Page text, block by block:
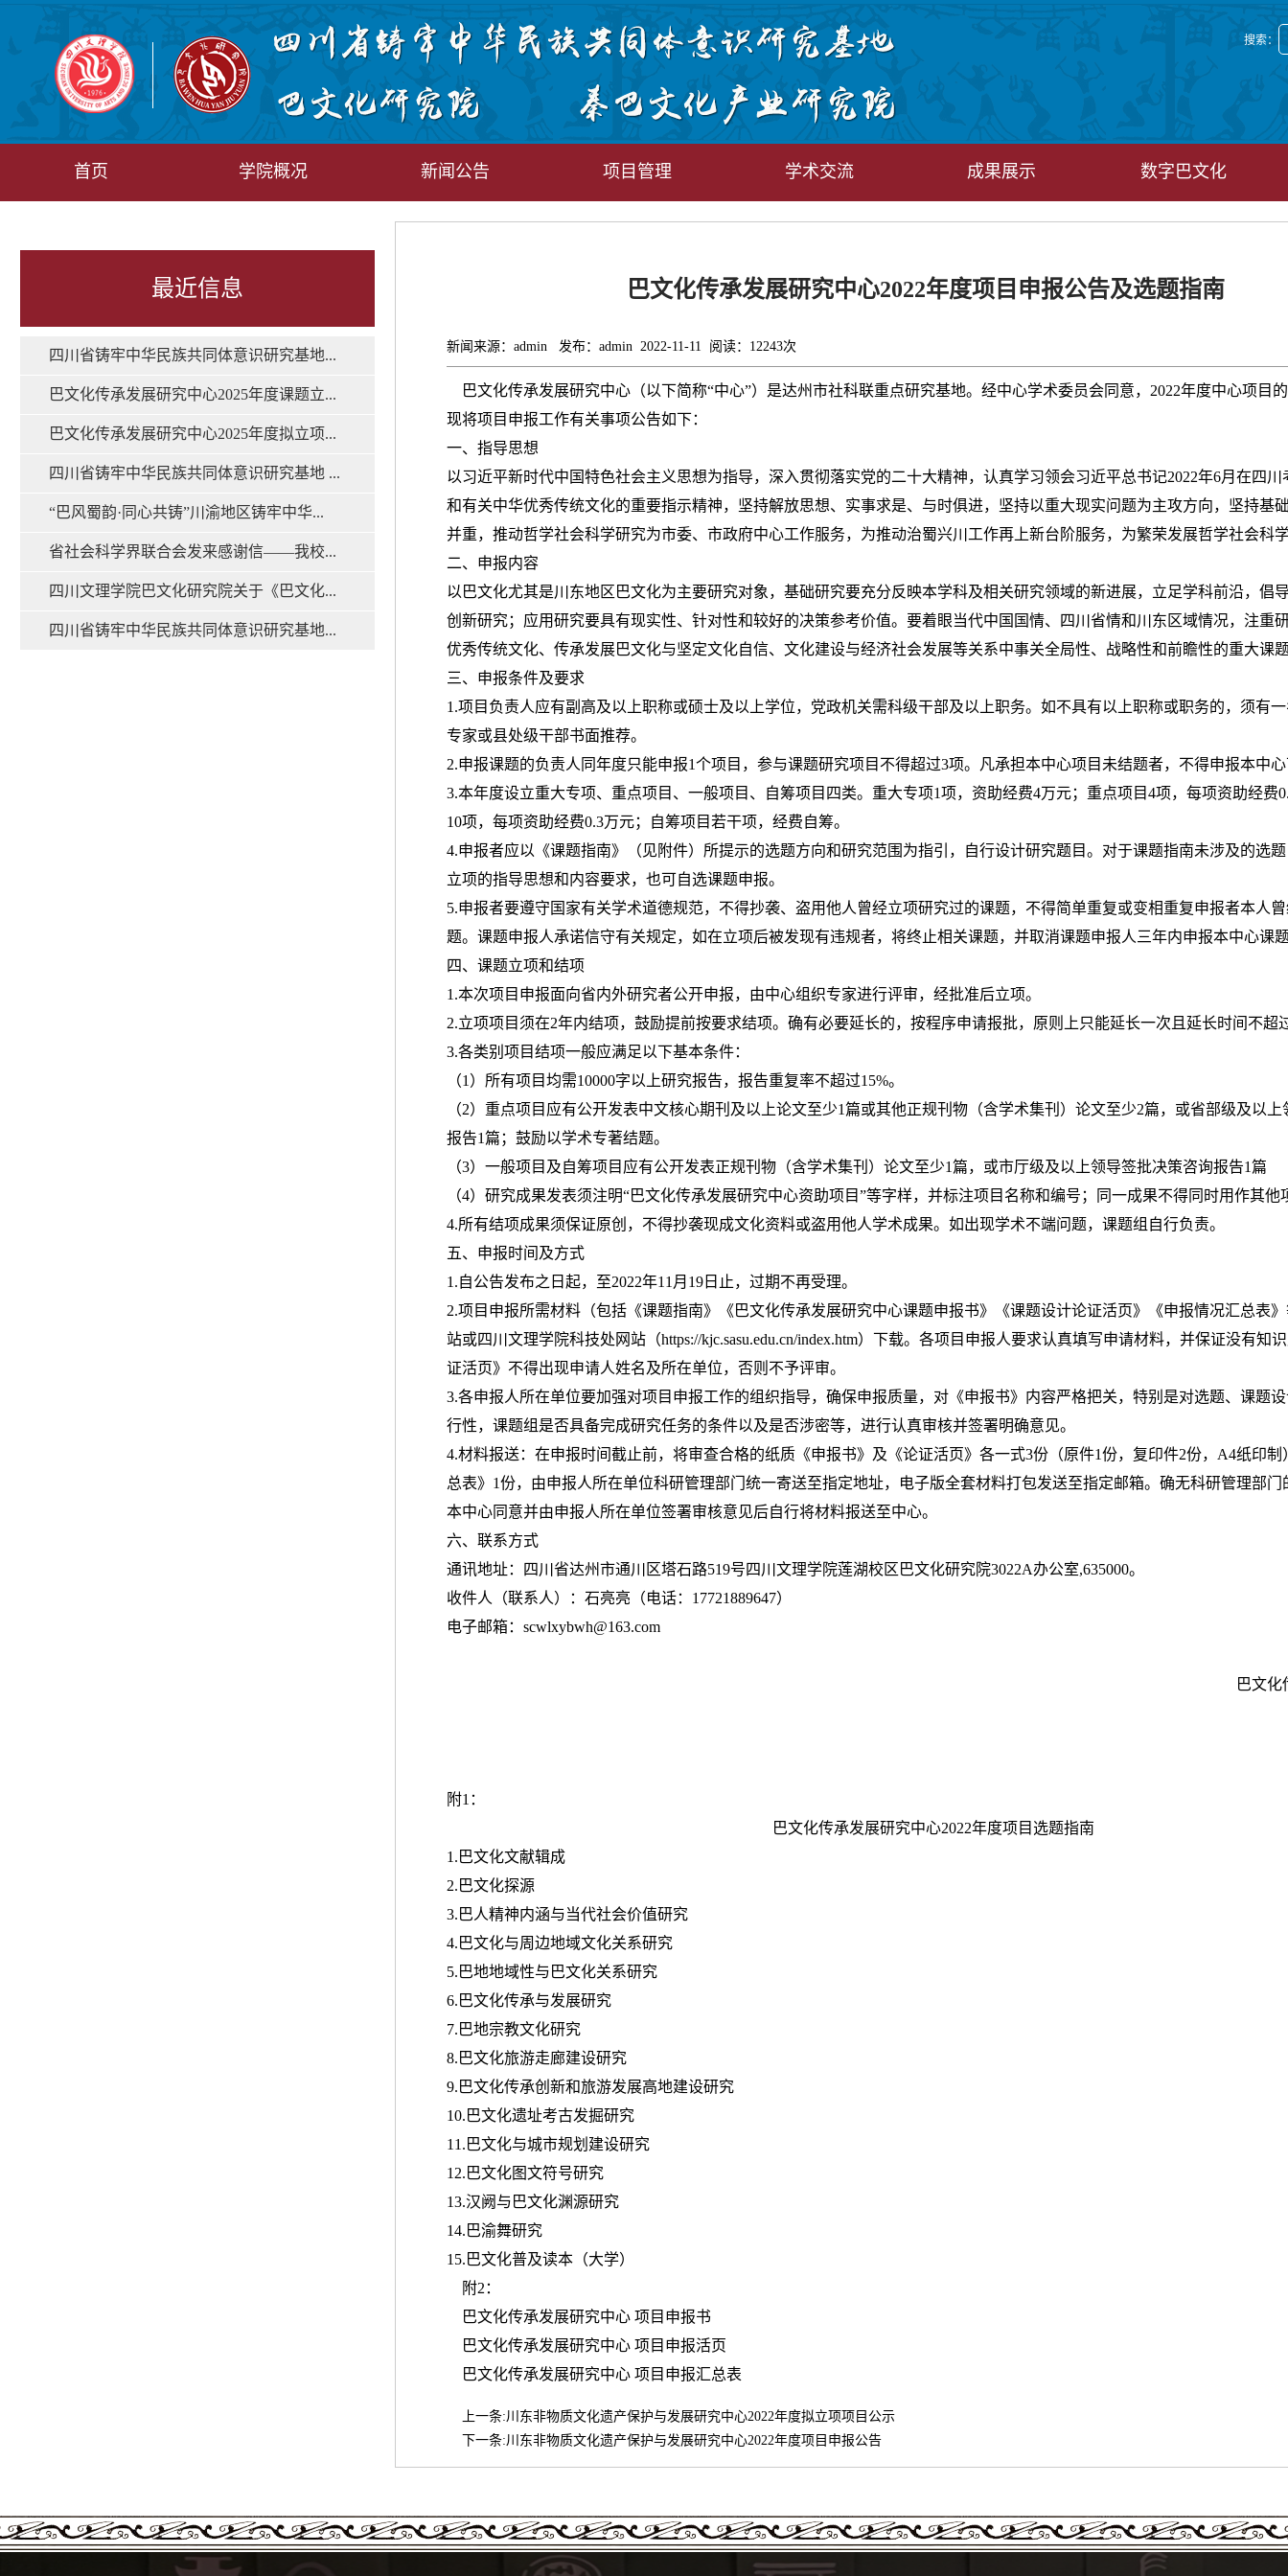
搜索：
首页 学院概况 新闻公告 项目管理 学术交流 成果展示 数字巴文化
最近信息
四川省铸牢中华民族共同体意识研究基地...
巴文化传承发展研究中心2025年度课题立...
巴文化传承发展研究中心2025年度拟立项...
四川省铸牢中华民族共同体意识研究基地 ...
“巴风蜀韵·同心共铸”川渝地区铸牢中华...
省社会科学界联合会发来感谢信——我校...
四川文理学院巴文化研究院关于《巴文化...
四川省铸牢中华民族共同体意识研究基地...
巴文化传承发展研究中心2022年度项目申报公告及选题指南
新闻来源：admin 发布：admin 2022-11-11 阅读： 12243次
巴文化传承发展研究中心（以下简称“中心”）是达州市社科联重点研究基地。经中心学术委员会同意，2022年度中心项目
现将项目申报工作有关事项公告如下：
一、指导思想
以习近平新时代中国特色社会主义思想为指导，深入贯彻落实党的二十大精神，认真学习领会习近平总书记2022年6月在四
和有关中华优秀传统文化的重要指示精神，坚持解放思想、实事求是、与时俱进，坚持以重大现实问题为主攻方向，坚持基
并重，推动哲学社会科学研究为市委、市政府中心工作服务，为推动治蜀兴川工作再上新台阶服务，为繁荣发展哲学社会科
二、申报内容
以巴文化尤其是川东地区巴文化为主要研究对象，基础研究要充分反映本学科及相关研究领域的新进展，立足学科前沿，倡
创新研究；应用研究要具有现实性、针对性和较好的决策参考价值。要着眼当代中国国情、四川省情和川东区域情况，注重
优秀传统文化、传承发展巴文化与坚定文化自信、文化建设与经济社会发展等关系中事关全局性、战略性和前瞻性的重大课
三、申报条件及要求
1.项目负责人应有副高及以上职称或硕士及以上学位，党政机关需科级干部及以上职务。如不具有以上职称或职务的，须有
专家或县处级干部书面推荐。
2.申报课题的负责人同年度只能申报1个项目，参与课题研究项目不得超过3项。凡承担本中心项目未结题者，不得申报本中
3.本年度设立重大专项、重点项目、一般项目、自筹项目四类。重大专项1项，资助经费4万元；重点项目4项，每项资助经费
10项，每项资助经费0.3万元；自筹项目若干项，经费自筹。
4.申报者应以《课题指南》（见附件）所提示的选题方向和研究范围为指引，自行设计研究题目。对于课题指南未涉及的选
立项的指导思想和内容要求，也可自选课题申报。
5.申报者要遵守国家有关学术道德规范，不得抄袭、盗用他人曾经立项研究过的课题，不得简单重复或变相重复申报者本人
题。课题申报人承诺信守有关规定，如在立项后被发现有违规者，将终止相关课题，并取消课题申报人三年内申报本中心课
四、课题立项和结项
1.本次项目申报面向省内外研究者公开申报，由中心组织专家进行评审，经批准后立项。
2.立项项目须在2年内结项，鼓励提前按要求结项。确有必要延长的，按程序申请报批，原则上只能延长一次且延长时间不超
3.各类别项目结项一般应满足以下基本条件：
（1）所有项目均需10000字以上研究报告，报告重复率不超过15%。
（2）重点项目应有公开发表中文核心期刊及以上论文至少1篇或其他正规刊物（含学术集刊）论文至少2篇，或省部级及以
报告1篇；鼓励以学术专著结题。
（3）一般项目及自筹项目应有公开发表正规刊物（含学术集刊）论文至少1篇，或市厅级及以上领导签批决策咨询报告1篇
（4）研究成果发表须注明“巴文化传承发展研究中心资助项目”等字样，并标注项目名称和编号；同一成果不得同时用作其他
4.所有结项成果须保证原创，不得抄袭现成文化资料或盗用他人学术成果。如出现学术不端问题，课题组自行负责。
五、申报时间及方式
1.自公告发布之日起，至2022年11月19日止，过期不再受理。
2.项目申报所需材料（包括《课题指南》《巴文化传承发展研究中心课题申报书》《课题设计论证活页》《申报情况汇总表
站或四川文理学院科技处网站（https://kjc.sasu.edu.cn/index.htm）下载。各项目申报人要求认真填写申请材料，并保证没有知
证活页》不得出现申请人姓名及所在单位，否则不予评审。
3.各申报人所在单位要加强对项目申报工作的组织指导，确保申报质量，对《申报书》内容严格把关，特别是对选题、课题
行性，课题组是否具备完成研究任务的条件以及是否涉密等，进行认真审核并签署明确意见。
4.材料报送：在申报时间截止前，将审查合格的纸质《申报书》及《论证活页》各一式3份（原件1份，复印件2份，A4纸印
总表》1份，由申报人所在单位科研管理部门统一寄送至指定地址，电子版全套材料打包发送至指定邮箱。确无科研管理部门
本中心同意并由申报人所在单位签署审核意见后自行将材料报送至中心。
六、联系方式
通讯地址：四川省达州市通川区塔石路519号四川文理学院莲湖校区巴文化研究院3022A办公室,635000。
收件人（联系人）：石亮亮（电话：17721889647）
电子邮箱：scwlxybwh@163.com
巴文化
附1：
巴文化传承发展研究中心2022年度项目选题指南
1.巴文化文献辑成
2.巴文化探源
3.巴人精神内涵与当代社会价值研究
4.巴文化与周边地域文化关系研究
5.巴地地域性与巴文化关系研究
6.巴文化传承与发展研究
7.巴地宗教文化研究
8.巴文化旅游走廊建设研究
9.巴文化传承创新和旅游发展高地建设研究
10.巴文化遗址考古发掘研究
11.巴文化与城市规划建设研究
12.巴文化图文符号研究
13.汉阙与巴文化渊源研究
14.巴渝舞研究
15.巴文化普及读本（大学）
附2：
巴文化传承发展研究中心 项目申报书
巴文化传承发展研究中心 项目申报活页
巴文化传承发展研究中心 项目申报汇总表
上一条:川东非物质文化遗产保护与发展研究中心2022年度拟立项项目公示
下一条:川东非物质文化遗产保护与发展研究中心2022年度项目申报公告